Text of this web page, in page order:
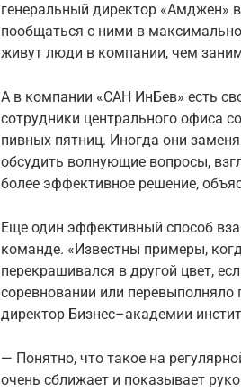
генеральный директор «Амджен»
пообщаться с ними в
живут люди в компании, чем
А в компании «САН ИнБев» есть
сотрудники центрального офиса
пивных пятниц. Иногда они
обсудить волнующие вопросы,
более эффективное решение,
Еще один эффективный способ
команде. «Известны примеры,
перекрашивался в другой цвет,
соревновании или
директор Бизнес–академии
— Понятно, что такое на
очень сближает и показывает